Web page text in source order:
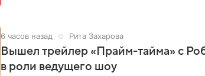
6 часов назад Рита Захарова
Вышел трейлер «Прайм-тайма» с
в роли ведущего шоу